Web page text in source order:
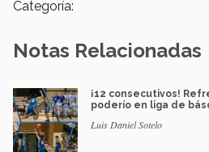
Categoría:
Notas Relacionadas
¡12 consecutivos!
poderío en liga de
Luis Daniel Sotelo